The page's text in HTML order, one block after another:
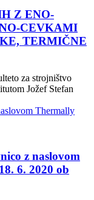
Z ENO-
CEVKAMI
TERMIČNE
za strojništvo
Jožef Stefan
z naslovom
6. 2020 ob